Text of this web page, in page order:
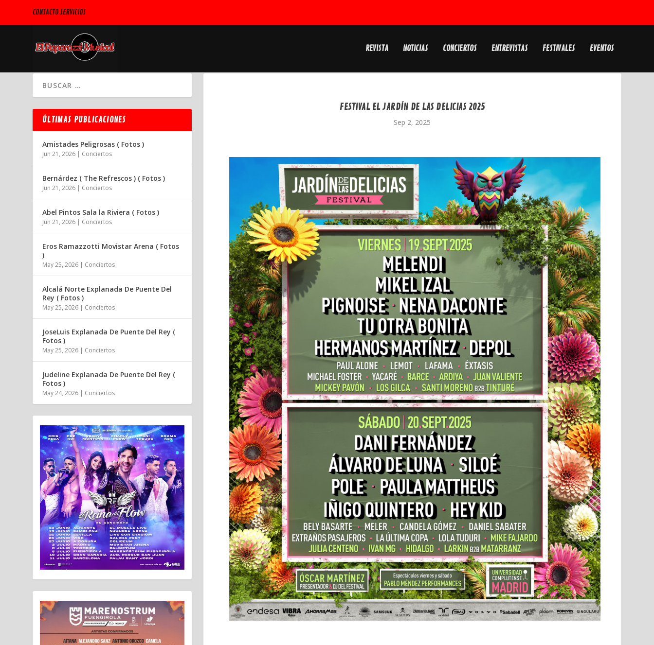
CONTACTO SERVICIOS
REVISTA NOTICIAS CONCIERTOS ENTREVISTAS FESTIVALES EVENTOS
FESTIVAL EL JARDÍN DE LAS DELICIAS 2025
Sep 2, 2025
ÚLTIMAS PUBLICACIONES
Amistades Peligrosas ( Fotos )
Jun 21, 2026 | Conciertos
Bernárdez ( The Refrescos ) ( Fotos )
Jun 21, 2026 | Conciertos
Abel Pintos Sala la Riviera ( Fotos )
Jun 21, 2026 | Conciertos
Eros Ramazzotti Movistar Arena ( Fotos
)
May 25, 2026 | Conciertos
Alcalá Norte Explanada De Puente Del
Rey ( Fotos )
May 25, 2026 | Conciertos
JoseLuis Explanada De Puente Del Rey (
Fotos )
May 25, 2026 | Conciertos
Judeline Explanada De Puente Del Rey (
Fotos )
May 24, 2026 | Conciertos